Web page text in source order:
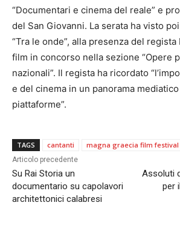
“Documentari e cinema del reale” e
del San Giovanni. La serata ha visto
“Tra le onde”, alla presenza del regista
film in concorso nella sezione “Opere
nazionali”. Il regista ha ricordato
e del cinema in un panorama
piattaforme”.
TAGS cantanti magna graecia film festival
Articolo precedente
Su Rai Storia un
documentario su capolavori
architettonici calabresi
Assoluti
per